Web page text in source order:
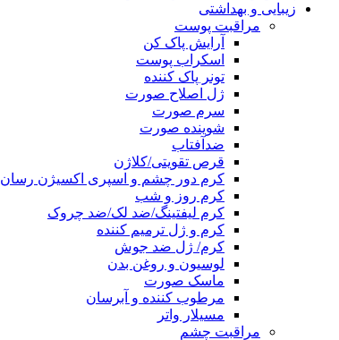
زیبایی و بهداشتی
مراقبت پوست
آرایش پاک کن
اسکراب پوست
تونر پاک کننده
ژل اصلاح صورت
سرم صورت
شوینده صورت
ضدآفتاب
قرص تقویتی/کلاژن
کرم دور چشم و اسپری اکسیژن رسان
کرم روز و شب
کرم لیفتینگ/ضد لک/ضد چروک
کرم و ژل ترمیم کننده
کرم/ ژل ضد جوش
لوسیون و روغن بدن
ماسک صورت
مرطوب کننده و آبرسان
مسیلار واتر
مراقبت چشم